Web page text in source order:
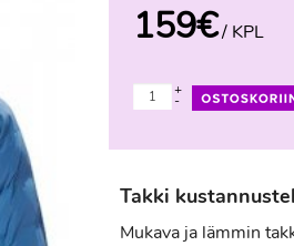
159€/ KPL
-
+
Takki
Mukava ja lämmin